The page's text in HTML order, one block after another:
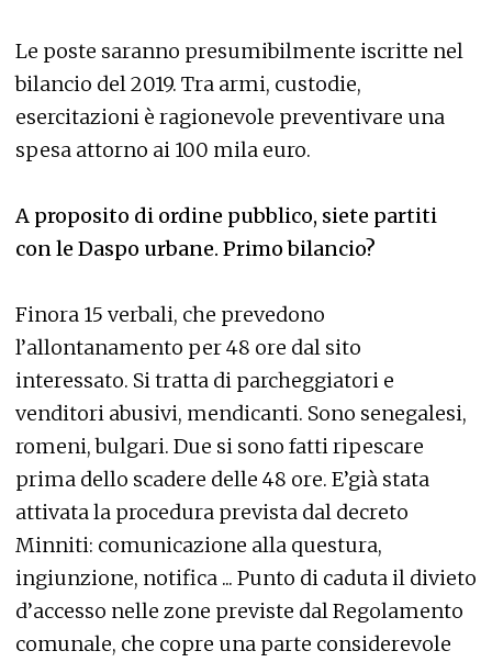
Le poste saranno presumibilmente iscritte nel
bilancio del 2019. Tra armi, custodie,
esercitazioni è ragionevole preventivare una
spesa attorno ai 100 mila euro.
A proposito di ordine pubblico, siete partiti
con le Daspo urbane. Primo bilancio?
Finora 15 verbali, che prevedono
l’allontanamento per 48 ore dal sito
interessato. Si tratta di parcheggiatori e
venditori abusivi, mendicanti. Sono senegalesi,
romeni, bulgari. Due si sono fatti ripescare
prima dello scadere delle 48 ore. E’già stata
attivata la procedura prevista dal decreto
Minniti: comunicazione alla questura,
ingiunzione, notifica ... Punto di caduta il divieto
d’accesso nelle zone previste dal Regolamento
comunale, che copre una parte considerevole